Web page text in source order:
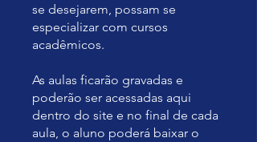
se desejarem, possam se
especializar com cursos
acadêmicos.
As aulas ficarão gravadas e
poderão ser acessadas aqui
dentro do site e no final de cada
aula, o aluno poderá baixar o